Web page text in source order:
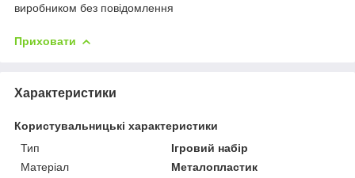
виробником без повідомлення
Приховати
Характеристики
Користувальницькі характеристики
Тип
Ігровий набір
Матеріал
Металопластик